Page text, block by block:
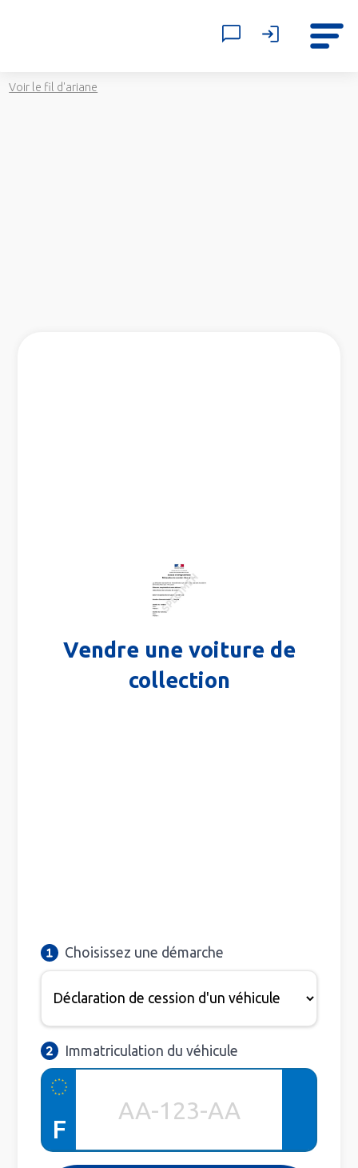
Voir le fil d'ariane
Vendre une voiture de
collection
Choisissez une démarche
Immatriculation du véhicule
F